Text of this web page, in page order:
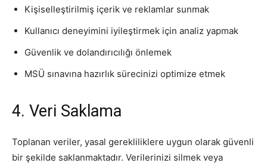
Kişiselleştirilmiş içerik ve reklamlar sunmak
Kullanıcı deneyimini iyileştirmek için analiz yapmak
Güvenlik ve dolandırıcılığı önlemek
MSÜ sınavına hazırlık sürecinizi optimize etmek
4. Veri Saklama
Toplanan veriler, yasal gerekliliklere uygun olarak güvenli
bir şekilde saklanmaktadır. Verilerinizi silmek veya